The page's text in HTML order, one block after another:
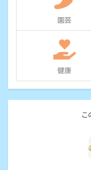
園芸
健康
こ